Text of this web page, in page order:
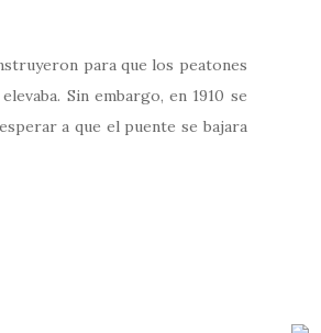
para que los peatones
Sin embargo, en 1910 se
a que el puente se bajara